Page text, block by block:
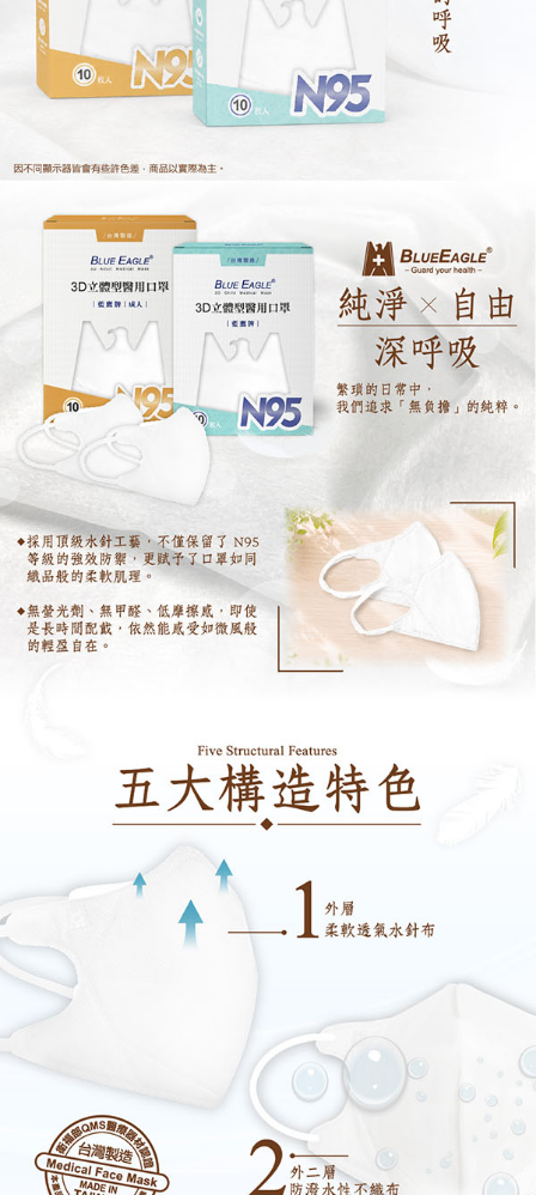
５．嚴禁一人註冊多個帳號或使用他人資訊註冊。若發現惡意使用之情形，
恩沛科技股份有限公司將有權停止該用戶之使用額度並採取法律行動。